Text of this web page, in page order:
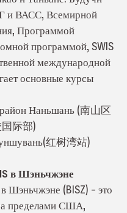
и ВАСС, Всемирной
Программой
программой, SWIS
международной
основные курсы
Наньшань (南山区
际部)
红树湾站)
в Шэньчжэне
Шэньчжэне (BISZ) – это
пределами США,